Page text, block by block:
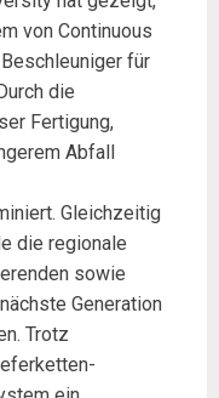
von Continuous
für
die
Fertigung,
Abfall
Gleichzeitig
die regionale
sowie
Generation
Trotz